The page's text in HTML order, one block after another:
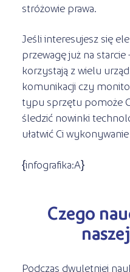
stróżowie prawa.
Jeśli interesujesz się
przewagę już na
korzystają z wielu
komunikacji czy
typu sprzętu pomoże
śledzić nowinki
ułatwić Ci
{infografika:A}
Czego
Podczas dwuletniej